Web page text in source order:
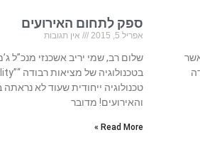
ספק לתחום האירועים
אפריל 5, 2015 אין תגובות
שלום רב, שמי יריב אשכנזי מנכ”ל
טכנולוגיה ייחודית שעוד לא
והאירועים! מדובר
Read More »